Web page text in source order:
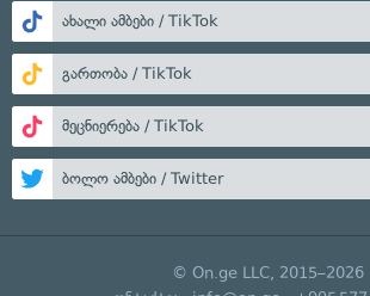
ახალი ამბები / TikTok
გართობა / TikTok
მეცნიერება / TikTok
ბოლო ამბები / Twitter
© On.ge LLC, 2015–2026